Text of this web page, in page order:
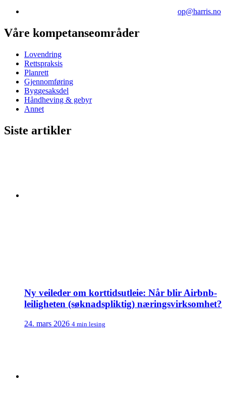
op@harris.no
Våre kompetanseområder
Lovendring
Rettspraksis
Planrett
Gjennomføring
Byggesaksdel
Håndheving & gebyr
Annet
Siste artikler
Ny veileder om korttidsutleie: Når blir Airbnb-
leiligheten (søknadspliktig) næringsvirksomhet?
24. mars 2026 4 min lesing